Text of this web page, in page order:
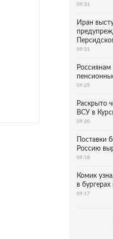
09:31
Иран
09:31
Россиянам
09:25
Раскрыто
ВСУ в
09:20
Поставки
Россию
09:18
Комик
в
09:17